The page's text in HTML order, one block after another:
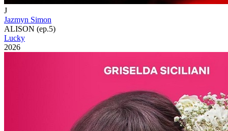
J
Jazmyn Simon
ALISON (ep.5)
Lucky
2026